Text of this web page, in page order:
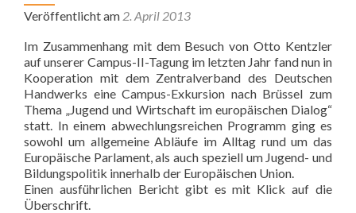
Veröffentlicht am 2. April 2013
Im Zusammenhang mit dem Besuch von Otto Kentzler
auf unserer Campus-II-Tagung im letzten Jahr fand nun in
Kooperation mit dem Zentralverband des Deutschen
Handwerks eine Campus-Exkursion nach Brüssel zum
Thema „Jugend und Wirtschaft im europäischen Dialog“
statt. In einem abwechlungsreichen Programm ging es
sowohl um allgemeine Abläufe im Alltag rund um das
Europäische Parlament, als auch speziell um Jugend- und
Bildungspolitik innerhalb der Europäischen Union.
Einen ausführlichen Bericht gibt es mit Klick auf die
Überschrift.